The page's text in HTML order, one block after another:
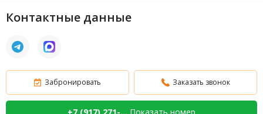
Контактные данные
Забронировать Заказать звонок